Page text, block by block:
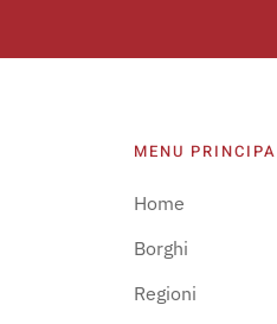
MENU
Home
Borghi
Regioni